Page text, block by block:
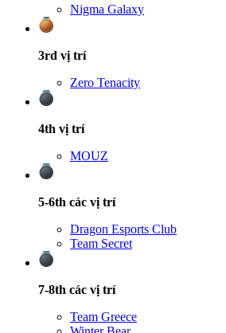
Nigma Galaxy
3rd vị trí
Zero Tenacity
4th vị trí
MOUZ
5-6th các vị trí
Dragon Esports Club
Team Secret
7-8th các vị trí
Team Greece